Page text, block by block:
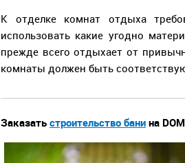
К отделке комнат отдыха
использовать какие угодно
прежде всего отдыхает от
комнаты должен быть
Заказать строительство бани на